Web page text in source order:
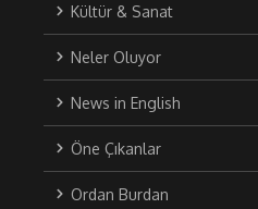
Kültür & Sanat
Neler Oluyor
News in English
Öne Çıkanlar
Ordan Burdan